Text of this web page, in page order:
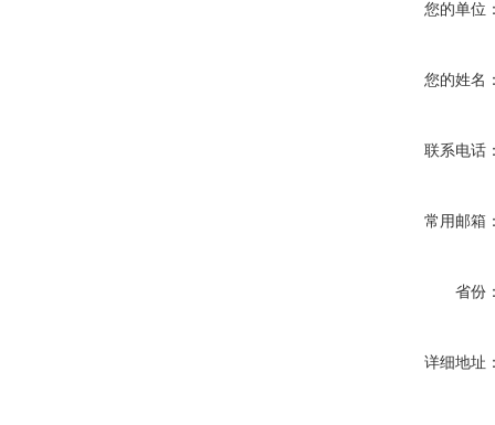
您的单位
您的姓名
联系电话
常用邮箱
省份
详细地址